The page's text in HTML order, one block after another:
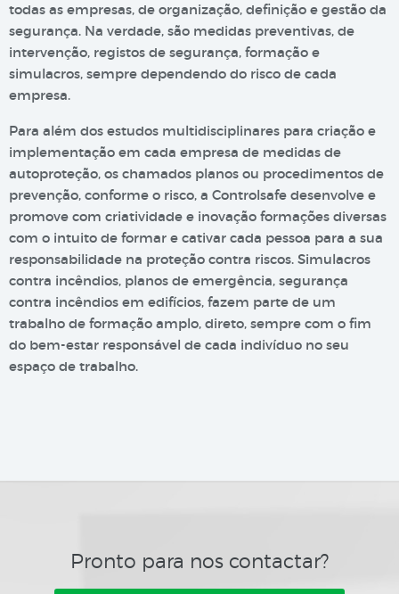
todas as empresas, de organização, definição e gestão da
segurança. Na verdade, são medidas preventivas, de
intervenção, registos de segurança, formação e
simulacros, sempre dependendo do risco de cada
empresa.
Para além dos estudos multidisciplinares para criação e
implementação em cada empresa de medidas de
autoproteção, os chamados planos ou procedimentos de
prevenção, conforme o risco, a Controlsafe desenvolve e
promove com criatividade e inovação formações diversas
com o intuito de formar e cativar cada pessoa para a sua
responsabilidade na proteção contra riscos. Simulacros
contra incêndios, planos de emergência, segurança
contra incêndios em edifícios, fazem parte de um
trabalho de formação amplo, direto, sempre com o fim
do bem-estar responsável de cada indivíduo no seu
espaço de trabalho.
Pronto para nos contactar?